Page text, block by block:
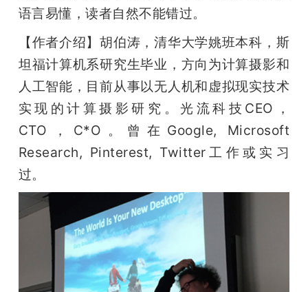
语言易懂，读者自然不能错过。
【作者介绍】胡伯涛，清华大学姚班本科，斯
坦福计算机系研究生毕业，方向为计算摄影和
人工智能，目前从事以无人机和虚拟现实技术
实现的计算摄影研究。光流科技CEO，
CTO，C*O。曾在Google, Microsoft
Research, Pinterest, Twitter工作或实习
过。